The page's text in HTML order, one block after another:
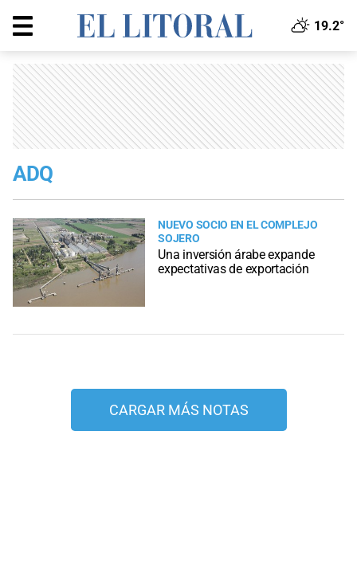
19.2°
ADQ
NUEVO SOCIO EN EL COMPLEJO
SOJERO
Una inversión árabe expande
expectativas de exportación
CARGAR MÁS NOTAS